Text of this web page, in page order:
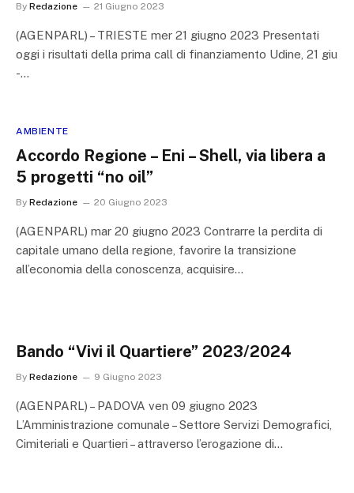
By Redazione 21 Giugno 2023
(AGENPARL) – TRIESTE mer 21 giugno 2023 Presentati
oggi i risultati della prima call di finanziamento Udine, 21 giu
-…
AMBIENTE
Accordo Regione – Eni – Shell, via libera a
5 progetti “no oil”
By Redazione 20 Giugno 2023
(AGENPARL) mar 20 giugno 2023 Contrarre la perdita di
capitale umano della regione, favorire la transizione
all’economia della conoscenza, acquisire…
Bando “Vivi il Quartiere” 2023/2024
By Redazione 9 Giugno 2023
(AGENPARL) – PADOVA ven 09 giugno 2023
L’Amministrazione comunale – Settore Servizi Demografici,
Cimiteriali e Quartieri – attraverso l’erogazione di…